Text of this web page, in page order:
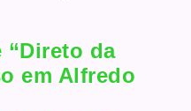
“Direto da
em Alfredo